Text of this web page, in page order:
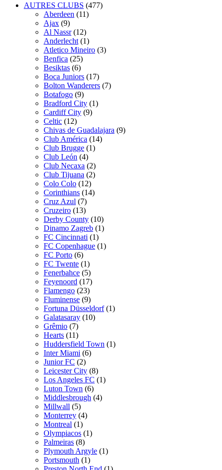
AUTRES CLUBS (477)
Aberdeen (11)
Ajax (9)
Al Nassr (12)
Anderlecht (1)
Atletico Mineiro (3)
Benfica (25)
Besiktas (6)
Boca Juniors (17)
Bolton Wanderers (7)
Botafogo (9)
Bradford City (1)
Cardiff City (9)
Celtic (12)
Chivas de Guadalajara (9)
Club América (14)
Club Brugge (1)
Club León (4)
Club Necaxa (2)
Club Tijuana (2)
Colo Colo (12)
Corinthians (14)
Cruz Azul (7)
Cruzeiro (13)
Derby County (10)
Dinamo Zagreb (1)
FC Cincinnati (1)
FC Copenhague (1)
FC Porto (6)
FC Twente (1)
Fenerbahce (5)
Feyenoord (17)
Flamengo (23)
Fluminense (9)
Fortuna Düsseldorf (1)
Galatasaray (10)
Grêmio (7)
Hearts (11)
Huddersfield Town (1)
Inter Miami (6)
Junior FC (2)
Leicester City (8)
Los Angeles FC (1)
Luton Town (6)
Middlesbrough (4)
Millwall (5)
Monterrey (4)
Montreal (1)
Olympiacos (1)
Palmeiras (8)
Plymouth Argyle (1)
Portsmouth (1)